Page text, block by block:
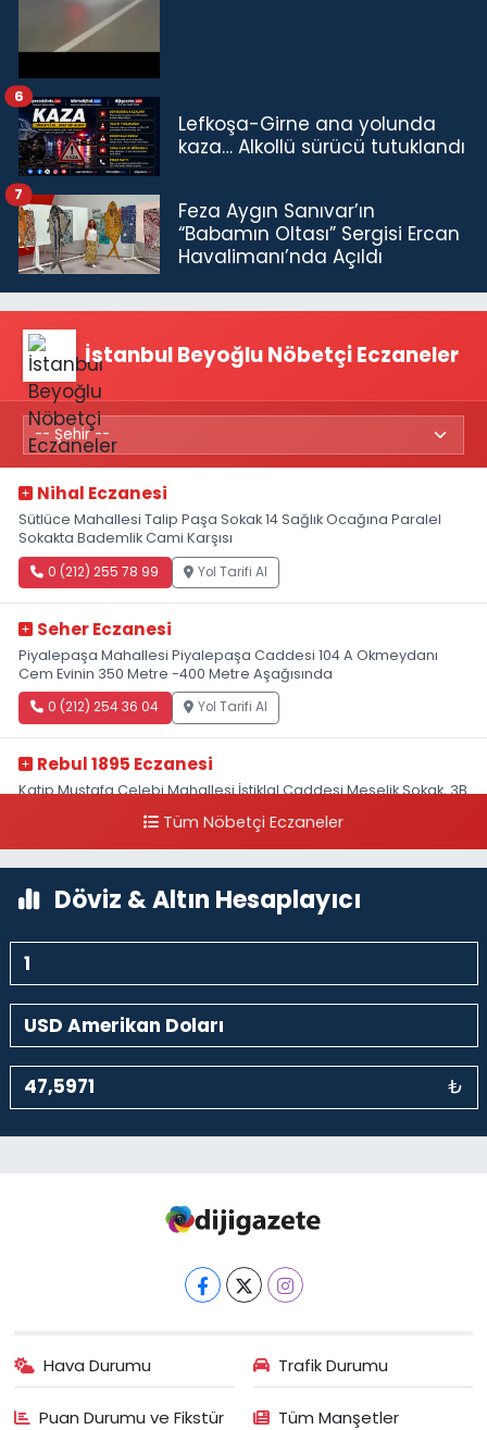
Lefkoşa-Girne ana yolunda
kaza… Alkollü sürücü tutuklandı
6
Feza Aygın Sanıvar’ın
“Babamın Oltası” Sergisi Ercan
Havalimanı’nda Açıldı
7
İstanbul Beyoğlu Nöbetçi Eczaneler
Nihal Eczanesi
Sütlüce Mahallesi Talip Paşa Sokak 14 Sağlık Ocağına Paralel
Sokakta Bademlik Cami Karşısı
0 (212) 255 78 99 Yol Tarifi Al
Seher Eczanesi
Piyalepaşa Mahallesi Piyalepaşa Caddesi 104 A Okmeydanı
Cem Evinin 350 Metre -400 Metre Aşağısında
0 (212) 254 36 04 Yol Tarifi Al
Rebul 1895 Eczanesi
Katip Mustafa Çelebi Mahallesi İstiklal Caddesi Meşelik Sokak, 3B
Tüm Nöbetçi Eczaneler
Döviz & Altın Hesaplayıcı
₺
Hava Durumu Trafik Durumu
Puan Durumu ve Fikstür Tüm Manşetler